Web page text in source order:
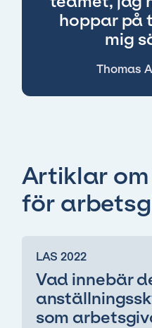
hoppar på
mig
Thomas
Artiklar
för
LAS 2022
Vad innebär
som